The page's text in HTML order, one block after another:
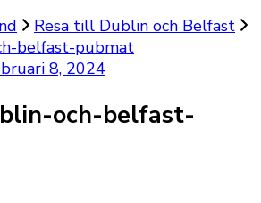
Resa till Dublin och Belfast
belfast-pubmat
8, 2024
och-belfast-